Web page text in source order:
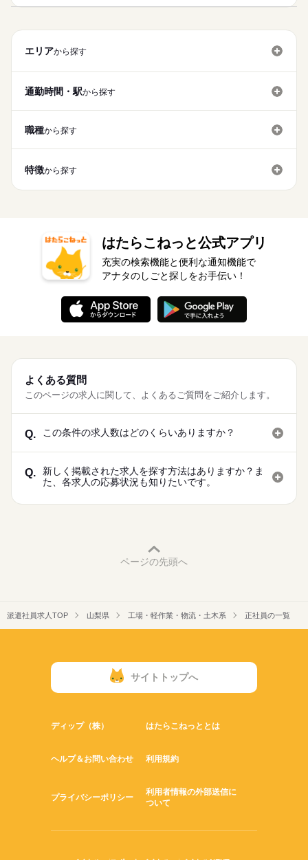
エリアから探す
通勤時間・駅から探す
職種から探す
特徴から探す
はたらこねっと公式アプリ
充実の検索機能と便利な通知機能で
アナタのしごと探しをお手伝い！
よくある質問
このページの求人に関して、よくあるご質問をご紹介します。
Q. この条件の求人数はどのくらいありますか？
Q.
新しく掲載された求人を探す方法はありますか？ま
た、各求人の応募状況も知りたいです。
ページの先頭へ
派遣社員求人TOP 山梨県 工場・軽作業・物流・土木系 正社員の一覧
サイトトップへ
ディップ（株） はたらこねっととは
ヘルプ＆お問い合わせ 利用規約
プライバシーポリシー
利用者情報の外部送信に
ついて